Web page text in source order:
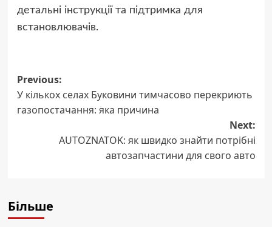
детальні інструкції та підтримка для
встановлювачів.
Post
navigation
Previous:
У кількох селах Буковини тимчасово перекриють
газопостачання: яка причина
Next:
AUTOZNATOK: як швидко знайти потрібні
автозапчастини для свого авто
Більше